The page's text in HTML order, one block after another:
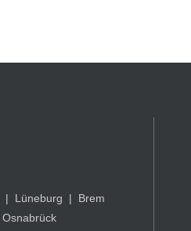
| Lüneburg |
Brem
Osnabrück